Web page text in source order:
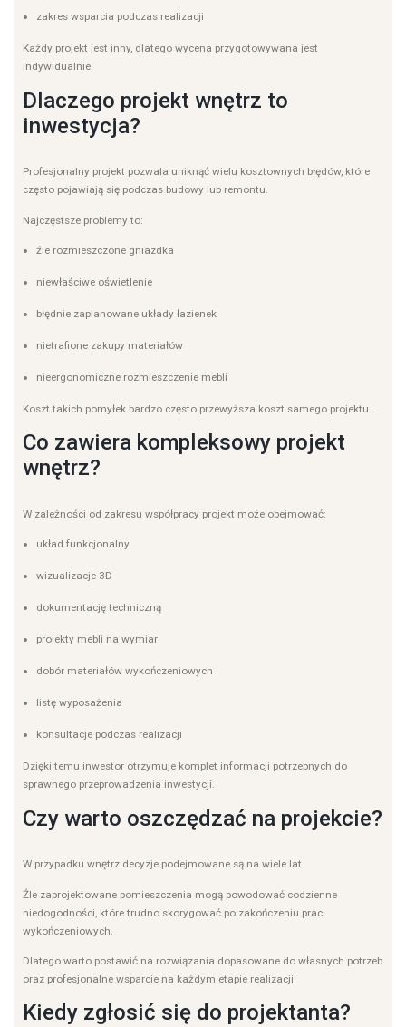
zakres wsparcia podczas realizacji
Każdy projekt jest inny, dlatego wycena przygotowywana jest
indywidualnie.
Dlaczego projekt wnętrz to
inwestycja?
Profesjonalny projekt pozwala uniknąć wielu kosztownych błędów, które
często pojawiają się podczas budowy lub remontu.
Najczęstsze problemy to:
źle rozmieszczone gniazdka
niewłaściwe oświetlenie
błędnie zaplanowane układy łazienek
nietrafione zakupy materiałów
nieergonomiczne rozmieszczenie mebli
Koszt takich pomyłek bardzo często przewyższa koszt samego projektu.
Co zawiera kompleksowy projekt
wnętrz?
W zależności od zakresu współpracy projekt może obejmować:
układ funkcjonalny
wizualizacje 3D
dokumentację techniczną
projekty mebli na wymiar
dobór materiałów wykończeniowych
listę wyposażenia
konsultacje podczas realizacji
Dzięki temu inwestor otrzymuje komplet informacji potrzebnych do
sprawnego przeprowadzenia inwestycji.
Czy warto oszczędzać na projekcie?
W przypadku wnętrz decyzje podejmowane są na wiele lat.
Źle zaprojektowane pomieszczenia mogą powodować codzienne
niedogodności, które trudno skorygować po zakończeniu prac
wykończeniowych.
Dlatego warto postawić na rozwiązania dopasowane do własnych potrzeb
oraz profesjonalne wsparcie na każdym etapie realizacji.
Kiedy zgłosić się do projektanta?